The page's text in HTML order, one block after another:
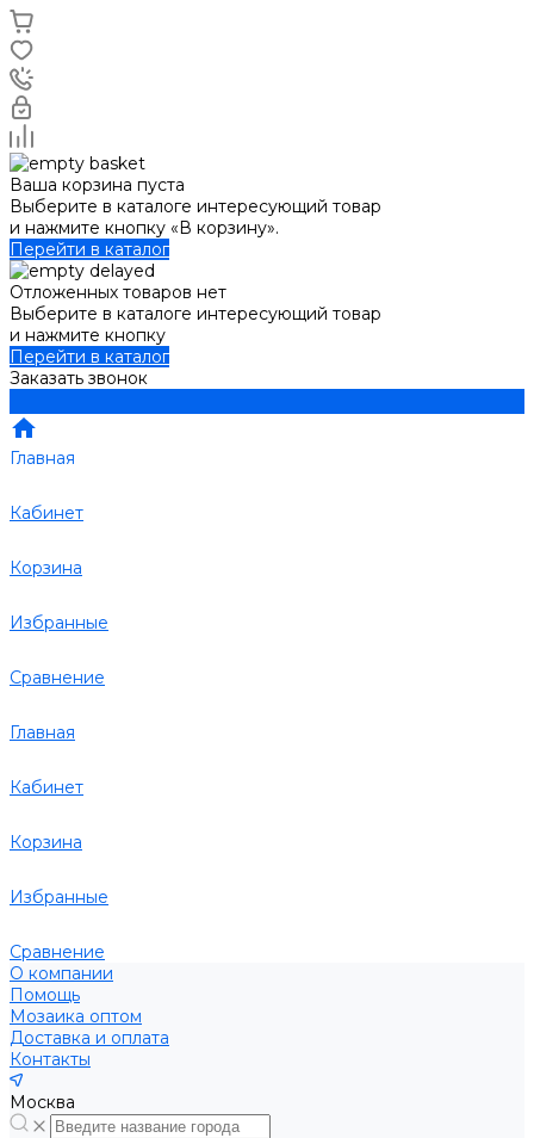
Ваша корзина пуста
Выберите в каталоге интересующий товар
и нажмите кнопку «В корзину».
Перейти в каталог
Отложенных товаров нет
Выберите в каталоге интересующий товар
и нажмите кнопку
Перейти в каталог
Заказать звонок
Главная
Кабинет
Корзина
Избранные
Сравнение
Главная
Кабинет
Корзина
Избранные
Сравнение
О компании
Помощь
Мозаика оптом
Доставка и оплата
Контакты
Москва